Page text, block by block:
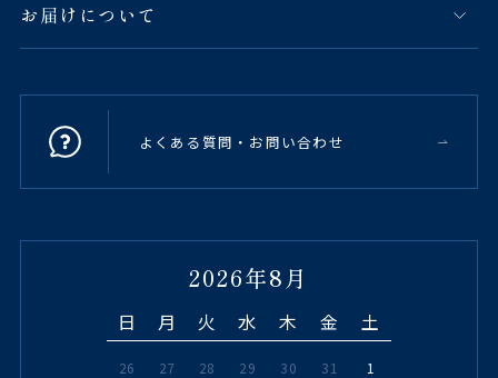
お届けについて
よくある質問・お問い合わせ
2026年8月
日 月 火 水 木 金 土
26 27 28 29 30 31 1